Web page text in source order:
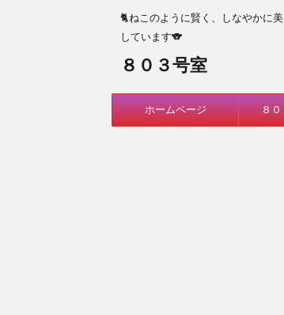
🐈ねこのように賢く、しなやかに
しています🐨
８０３号室
ホームページ ８０